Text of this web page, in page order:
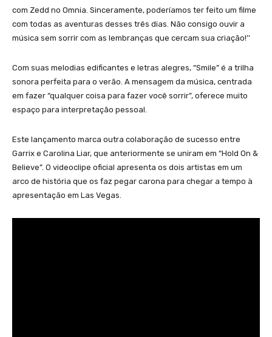
com Zedd no Omnia. Sinceramente, poderíamos ter feito um filme
com todas as aventuras desses três dias. Não consigo ouvir a
música sem sorrir com as lembranças que cercam sua criação!’’
Com suas melodias edificantes e letras alegres, “Smile” é a trilha
sonora perfeita para o verão. A mensagem da música, centrada
em fazer “qualquer coisa para fazer você sorrir”, oferece muito
espaço para interpretação pessoal.
Este lançamento marca outra colaboração de sucesso entre
Garrix e Carolina Liar, que anteriormente se uniram em “Hold On &
Believe”. O videoclipe oficial apresenta os dois artistas em um
arco de história que os faz pegar carona para chegar a tempo à
apresentação em Las Vegas.